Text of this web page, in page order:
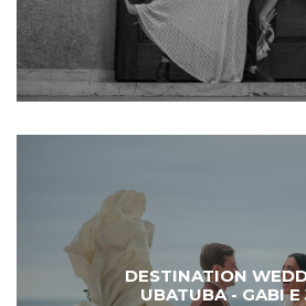
DESTINATION
UBATUBA - GABI E